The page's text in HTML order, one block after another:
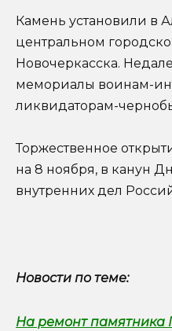
Камень установили в
центральном
Новочеркасска.
мемориалы воинам-
ликвидаторам-
Торжественное
на 8 ноября, в канун
внутренних дел
Новости по теме:
На ремонт памятника